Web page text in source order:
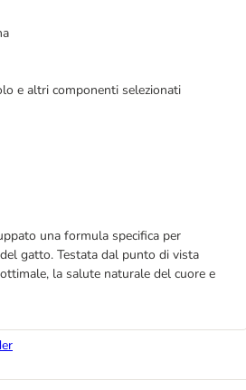
e altri componenti selezionati
una formula specifica per
gatto. Testata dal punto di vista
la salute naturale del cuore e